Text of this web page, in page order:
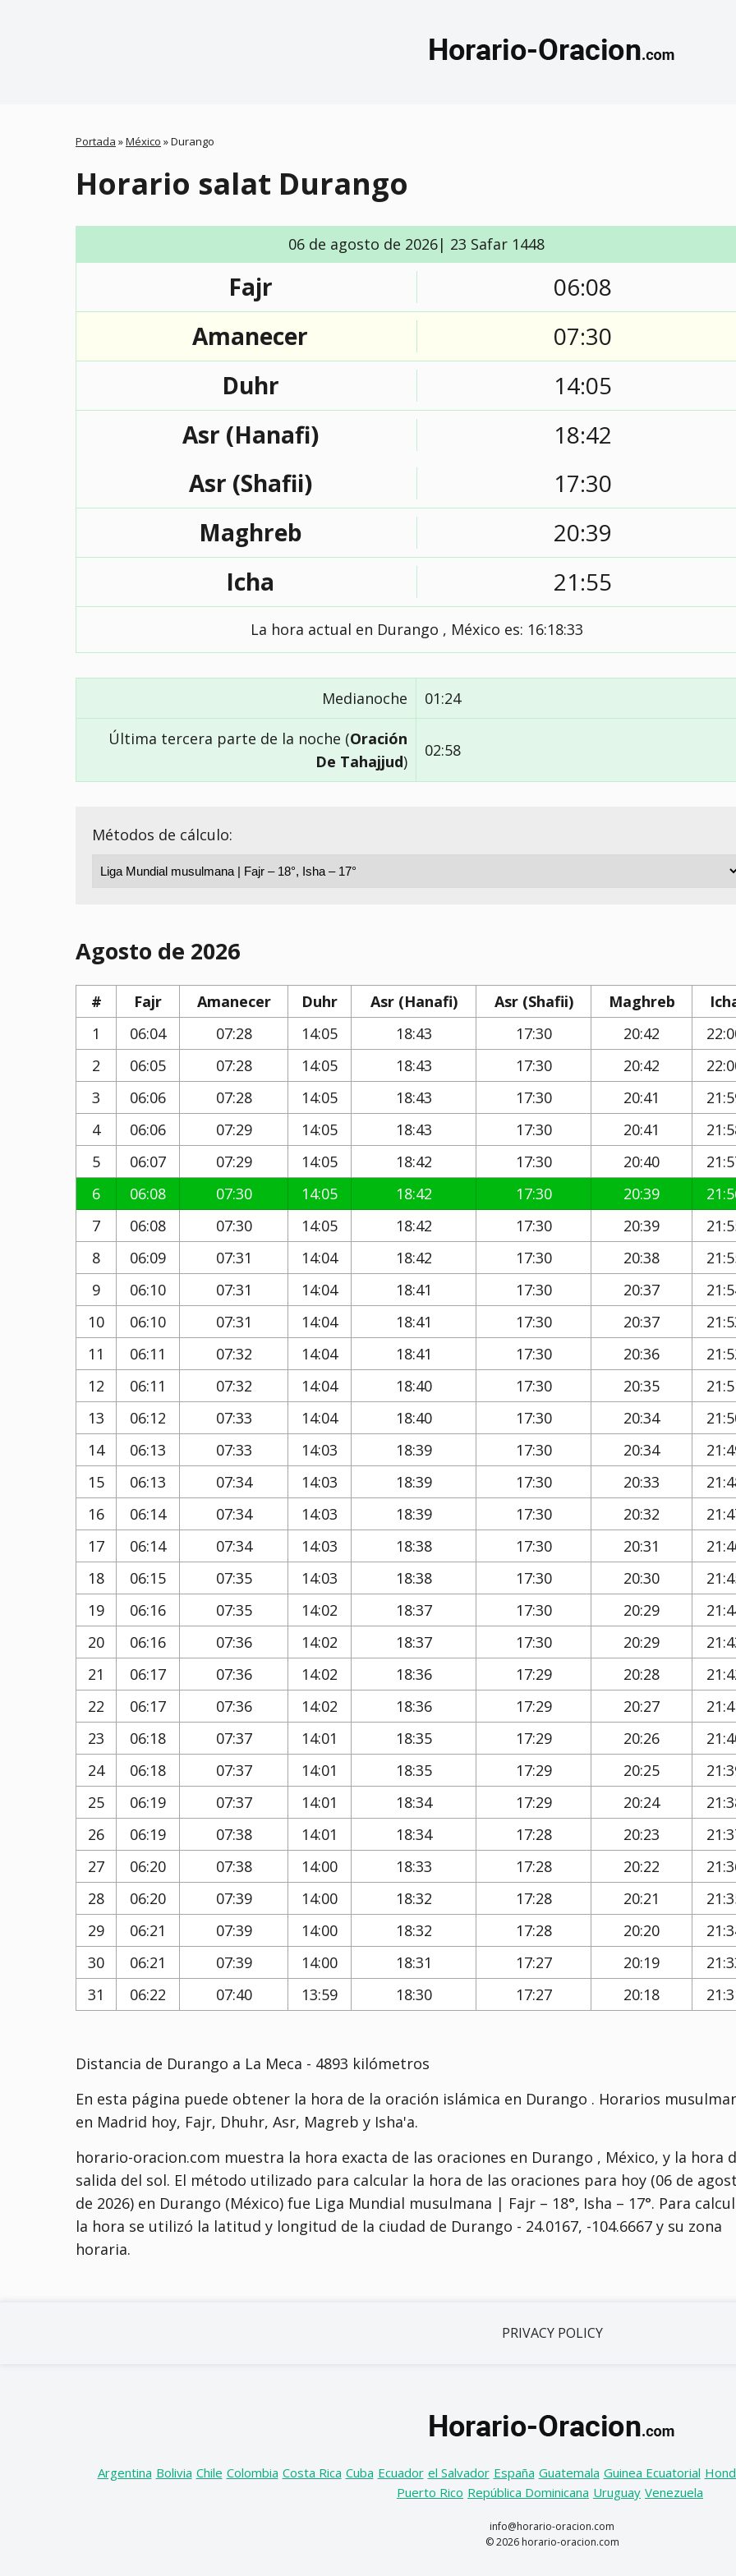
Portada »México »Durango
Horario salat Durango
06 de agosto de 2026| 23 Safar 1448
Fajr
06:08
Amanecer
07:30
Duhr
14:05
Asr (Hanafi)
18:42
Asr (Shafii)
17:30
Maghreb
20:39
Icha
21:55
La hora actual en Durango , México es: 16:18:34
Medianoche 01:24
Última tercera parte de la noche (Oración
De Tahajjud)
02:58
Métodos de cálculo:
Agosto de 2026
# Fajr Amanecer Duhr Asr (Hanafi) Asr (Shafii) Maghreb
1
06:04 07:28 14:05 18:43 17:30 20:42
2
06:05 07:28 14:05 18:43 17:30 20:42
3
06:06 07:28 14:05 18:43 17:30 20:41
4
06:06 07:29 14:05 18:43 17:30 20:41
5
06:07 07:29 14:05 18:42 17:30 20:40
6
06:08 07:30 14:05 18:42 17:30 20:39
7
06:08 07:30 14:05 18:42 17:30 20:39
8
06:09 07:31 14:04 18:42 17:30 20:38
9
06:10 07:31 14:04 18:41 17:30 20:37
10
06:10 07:31 14:04 18:41 17:30 20:37
11
06:11 07:32 14:04 18:41 17:30 20:36
12
06:11 07:32 14:04 18:40 17:30 20:35
13
06:12 07:33 14:04 18:40 17:30 20:34
14
06:13 07:33 14:03 18:39 17:30 20:34
15
06:13 07:34 14:03 18:39 17:30 20:33
16
06:14 07:34 14:03 18:39 17:30 20:32
17
06:14 07:34 14:03 18:38 17:30 20:31
18
06:15 07:35 14:03 18:38 17:30 20:30
19
06:16 07:35 14:02 18:37 17:30 20:29
20
06:16 07:36 14:02 18:37 17:30 20:29
21
06:17 07:36 14:02 18:36 17:29 20:28
22
06:17 07:36 14:02 18:36 17:29 20:27
23
06:18 07:37 14:01 18:35 17:29 20:26
24
06:18 07:37 14:01 18:35 17:29 20:25
25
06:19 07:37 14:01 18:34 17:29 20:24
26
06:19 07:38 14:01 18:34 17:28 20:23
27
06:20 07:38 14:00 18:33 17:28 20:22
28
06:20 07:39 14:00 18:32 17:28 20:21
29
06:21 07:39 14:00 18:32 17:28 20:20
30
06:21 07:39 14:00 18:31 17:27 20:19
31
06:22 07:40 13:59 18:30 17:27 20:18
Distancia de Durango a La Meca - 4893 kilómetros
En esta página puede obtener la hora de la oración islámica en Durango . Horarios
en Madrid hoy, Fajr, Dhuhr, Asr, Magreb y Isha'a.
horario-oracion.com muestra la hora exacta de las oraciones en Durango , México, y la hora
salida del sol. El método utilizado para calcular la hora de las oraciones para hoy (06 de
de 2026) en Durango (México) fue Liga Mundial musulmana | Fajr – 18°, Isha – 17°. Para
la hora se utilizó la latitud y longitud de la ciudad de Durango - 24.0167, -104.6667 y su zona
horaria.
PRIVACY POLICY
Argentina Bolivia Chile Colombia Costa Rica Cuba Ecuador el Salvador España Guatemala Guinea Ecuatorial
Puerto Rico República Dominicana Uruguay Venezuela
info@horario-oracion.com
© 2026 horario-oracion.com